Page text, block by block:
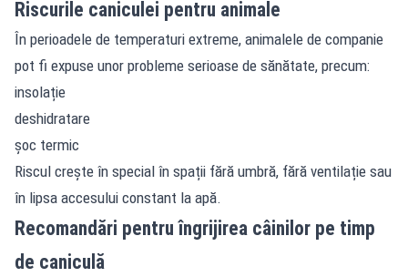
Riscurile caniculei pentru animale
În perioadele de temperaturi extreme, animalele de companie
pot fi expuse unor probleme serioase de sănătate, precum:
insolație
deshidratare
șoc termic
Riscul crește în special în spații fără umbră, fără ventilație sau
în lipsa accesului constant la apă.
Recomandări pentru îngrijirea câinilor pe timp
de caniculă